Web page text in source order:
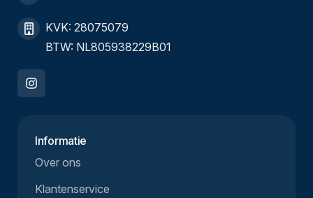
KVK: 28075079
BTW: NL805938229B01
Informatie
Over ons
Klantenservice